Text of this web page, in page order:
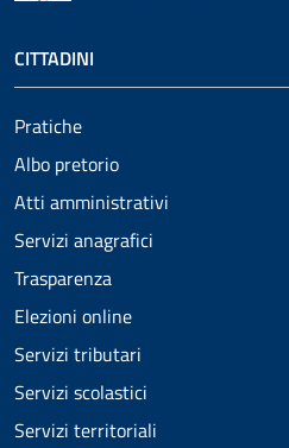
CITTADINI
Pratiche
Albo pretorio
Atti amministrativi
Servizi anagrafici
Trasparenza
Elezioni online
Servizi tributari
Servizi scolastici
Servizi territoriali